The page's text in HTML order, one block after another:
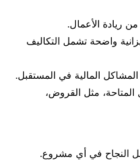
ريادة الأعمال.
واضحة تشمل التكاليف
المالية في المستقبل.
مثل القروض،
النجاح في أي مشروع.